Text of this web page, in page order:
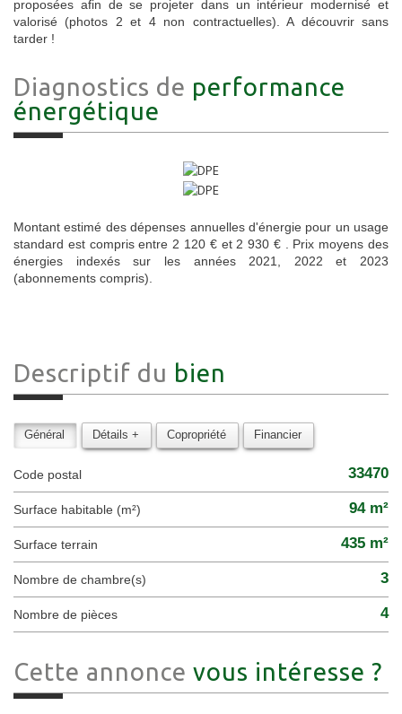
proposées afin de se projeter dans un intérieur modernisé et
valorisé (photos 2 et 4 non contractuelles). A découvrir sans
tarder !
Diagnostics de performance
énergétique
Montant estimé des dépenses annuelles d'énergie pour un usage
standard est compris entre 2 120 € et 2 930 € . Prix moyens des
énergies indexés sur les années 2021, 2022 et 2023
(abonnements compris).
Descriptif du bien
Général Détails + Copropriété Financier
Code postal 33470
Surface habitable (m²) 94 m²
surface terrain 435 m²
Nombre de chambre(s) 3
Nombre de pièces 4
Cette annonce vous intéresse ?